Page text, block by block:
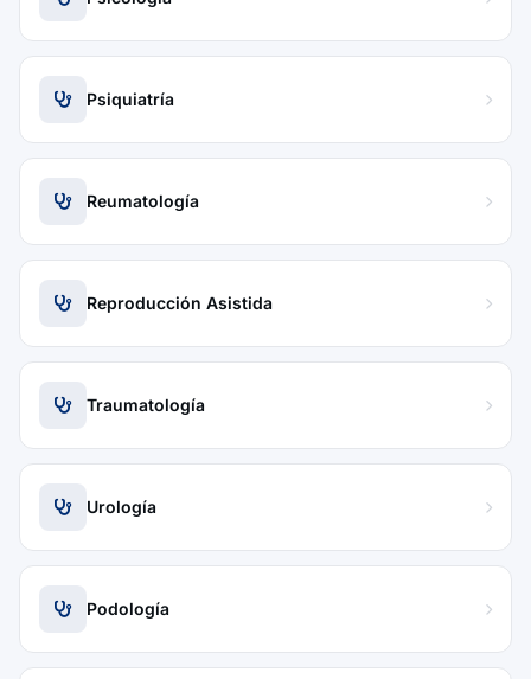
Psiquiatría
Reumatología
Reproducción Asistida
Traumatología
Urología
Podología